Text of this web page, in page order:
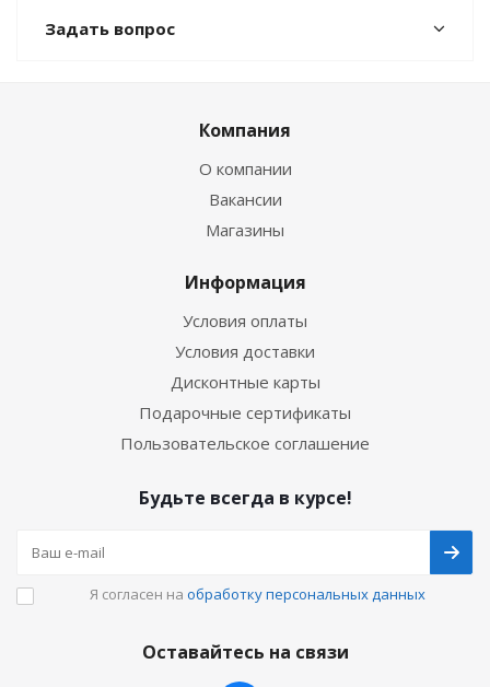
Задать вопрос
Компания
О компании
Вакансии
Магазины
Информация
Условия оплаты
Условия доставки
Дисконтные карты
Подарочные сертификаты
Пользовательское соглашение
Будьте всегда в курсе!
Я согласен на обработку персональных данных
Оставайтесь на связи